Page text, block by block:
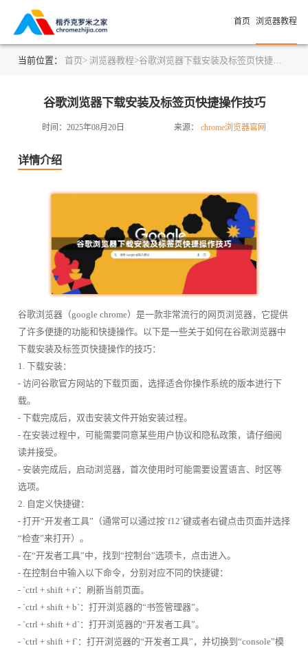
首页 浏览器教程
当前位置： 首页> 浏览器教程>谷歌浏览器下载安装及标签页快捷操作技巧
谷歌浏览器下载安装及标签页快捷操作技巧
时间：2025年08月20日 来源： chrome浏览器官网
详情介绍
谷歌浏览器（google chrome）是一款非常流行的网页浏览器，它提供
了许多便捷的功能和快捷操作。以下是一些关于如何在谷歌浏览器中
下载安装及标签页快捷操作的技巧：
1. 下载安装：
- 访问谷歌官方网站的下载页面，选择适合你操作系统的版本进行下
载。
- 下载完成后，双击安装文件开始安装过程。
- 在安装过程中，可能需要同意某些用户协议和隐私政策，请仔细阅
读并接受。
- 安装完成后，启动浏览器，首次使用时可能需要设置语言、时区等
选项。
2. 自定义快捷键：
- 打开“开发者工具”（通常可以通过按`f12`键或者右键点击页面并选择
“检查”来打开）。
- 在“开发者工具”中，找到“控制台”选项卡，点击进入。
- 在控制台中输入以下命令，分别对应不同的快捷键：
- `ctrl + shift + r`：刷新当前页面。
- `ctrl + shift + b`：打开浏览器的“书签管理器”。
- `ctrl + shift + d`：打开浏览器的“开发者工具”。
- `ctrl + shift + f`：打开浏览器的“开发者工具”，并切换到“console”模